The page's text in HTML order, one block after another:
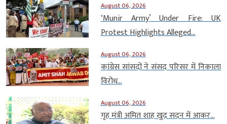
August 06, 2026
‘Munir Army’ Under Fire: UK
Protest Highlights Alleged...
August 06, 2026
कांग्रेस सांसदों ने संसद परिसर में निकाला
विरोध...
August 06, 2026
गृह मंत्री अमित शाह खुद सदन में आकर...